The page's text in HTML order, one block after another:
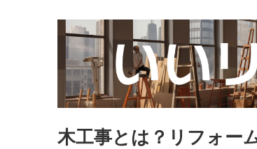
木工事とは？リフォー